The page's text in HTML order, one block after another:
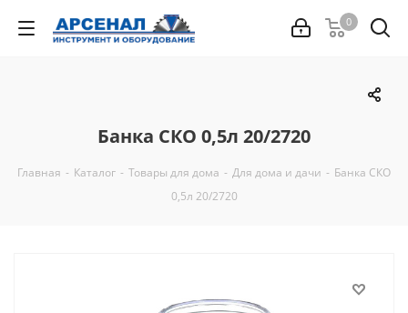
0
Банка СКО 0,5л 20/2720
Главная - Каталог - Товары для дома - Для дома и дачи - Банка СКО
0,5л 20/2720